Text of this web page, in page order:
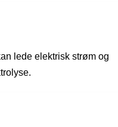
lede elektrisk strøm og